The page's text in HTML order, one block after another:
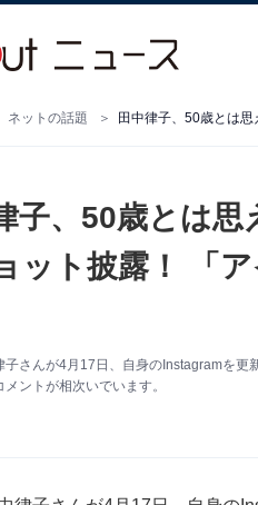
ネットの話題
子、50歳とは
ット披露！ 「
子さんが4月17日、自身のInstagramを更
ントが相次いでいます。